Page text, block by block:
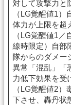
対して攻撃力と
（LG覚醒値1
体力が上限を超
（LG覚醒値1
線時限定）自部
隊からのダメー
異常「混乱」「
力低下効果を受
（LG覚醒値2
下させ、轟丹状